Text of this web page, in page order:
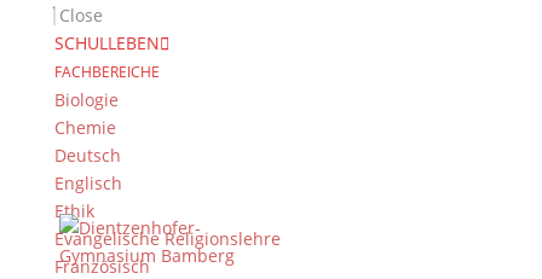
Close
SCHULLEBEN
FACHBEREICHE
Biologie
Chemie
Deutsch
Englisch
Ethik
Evangelische Religionslehre
Französisch
Tel.: +49 (0) 951 93 23 90
Fax.: +49 (0) 951 93 23 92 0
E-Mail:dg@stadt.bamberg.de
Kontakt & Ansprechpartner
Senden Sie uns Ihre Nachricht.
Impressum & Datenschutz